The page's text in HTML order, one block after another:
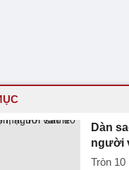
Dàn
người
Tròn